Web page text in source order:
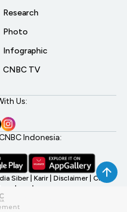
Research
Photo
Infographic
CNBC TV
Us:
Indonesia:
Siber Karir Disclaimer CNBC
Company